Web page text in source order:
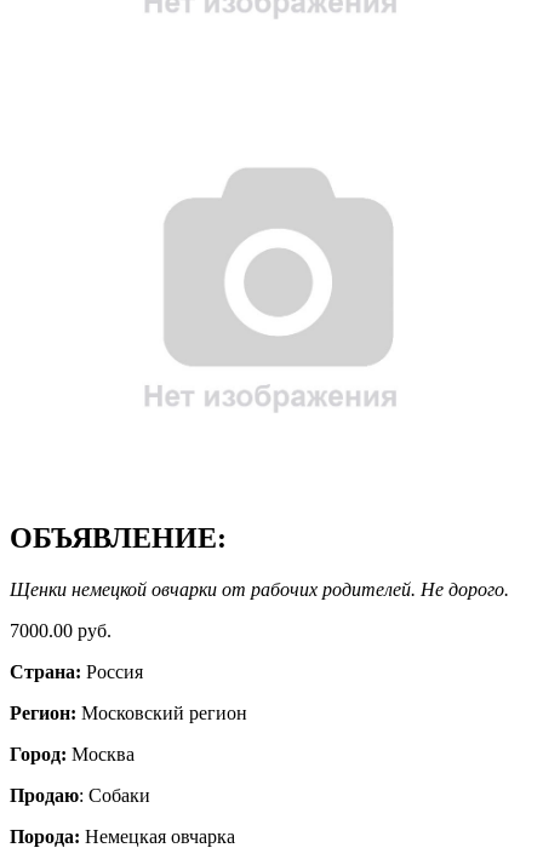
ОБЪЯВЛЕНИЕ:
Щенки немецкой овчарки от рабочих родителей. Не дорого.
7000.00 руб.
Страна: Россия
Регион: Московский регион
Город: Москва
Продаю: Собаки
Порода: Немецкая овчарка